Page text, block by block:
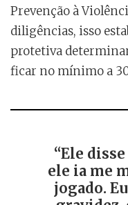
Prevenção à
diligências, isso
protetiva
ficar no mínimo a
“Ele
ele ia me
jogado.